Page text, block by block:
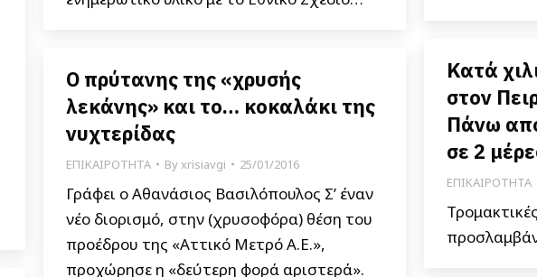
Κατά
στον
Πάνω
σε 2
ΕΠΙΚΑΙΡΟΤΗΤΑ
Ο πρύτανης της «χρυσής
λεκάνης» και το… κοκαλάκι της
νυχτερίδας
ΕΠΙΚΑΙΡΟΤΗΤΑ Byxrisiavgi 25/01/2016
Γράφει ο Αθανάσιος Βασιλόπουλος Σ’ έναν
νέο διορισμό, στην (χρυσοφόρα) θέση του
προέδρου της «Αττικό Μετρό Α.Ε.»,
προχώρησε η «δεύτερη φορά αριστερά».